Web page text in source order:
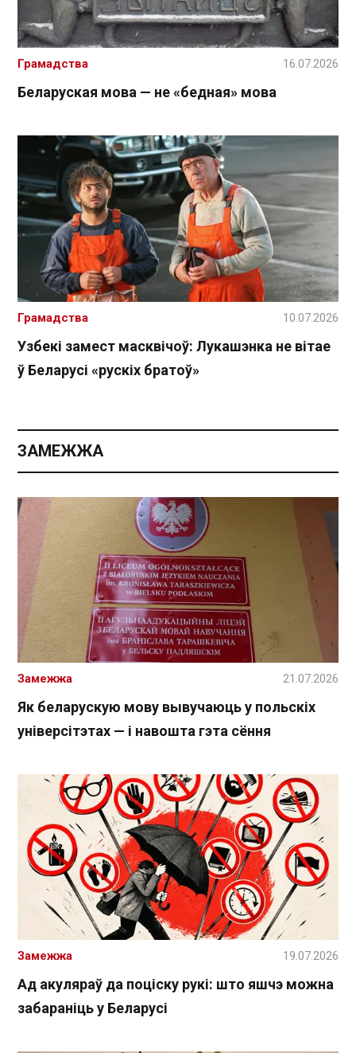
Беларуская мова — не «бедная» мова
Грамадства 16.07.2026
Узбекі замест масквічоў: Лукашэнка не вітае
ў Беларусі «рускіх братоў»
Грамадства 10.07.2026
ЗАМЕЖЖА
Як беларускую мову вывучаюць у польскіх
універсітэтах — і навошта гэта сёння
Замежжа 21.07.2026
Ад акуляраў да поціску рукі: што яшчэ можна
забараніць у Беларусі
Замежжа 19.07.2026